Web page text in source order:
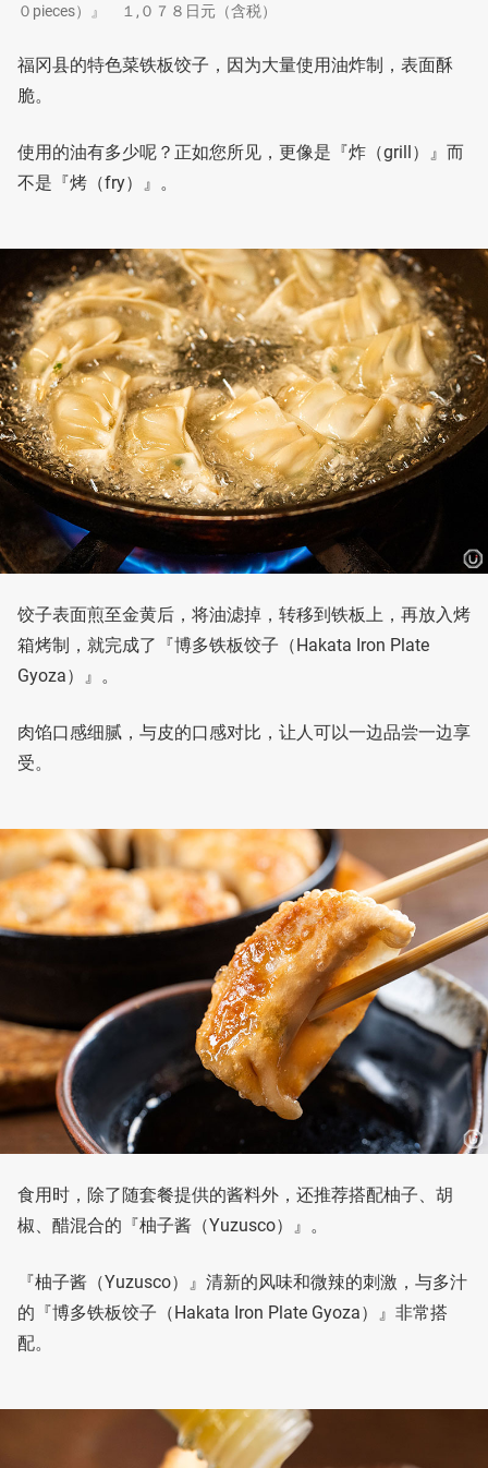
０pieces）』 １,０７８日元（含税）
福冈县的特色菜铁板饺子，因为大量使用油炸制，表面酥
脆。
使用的油有多少呢？正如您所见，更像是『炸（grill）』而
不是『烤（fry）』。
饺子表面煎至金黄后，将油滤掉，转移到铁板上，再放入烤
箱烤制，就完成了『博多铁板饺子（Hakata Iron Plate
Gyoza）』。
肉馅口感细腻，与皮的口感对比，让人可以一边品尝一边享
受。
食用时，除了随套餐提供的酱料外，还推荐搭配柚子、胡
椒、醋混合的『柚子酱（Yuzusco）』。
『柚子酱（Yuzusco）』清新的风味和微辣的刺激，与多汁
的『博多铁板饺子（Hakata Iron Plate Gyoza）』非常搭
配。